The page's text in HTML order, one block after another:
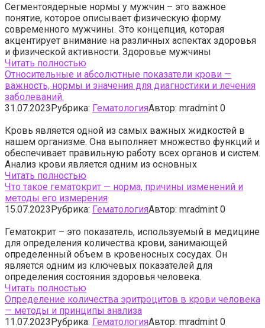
Сегментоядерные нормы у мужчин – это важное
понятие, которое описывает физическую форму
современного мужчины. Это концепция, которая
акцентирует внимание на различных аспектах здоровья
и физической активности. Здоровье мужчины
Читать полностью
Относительные и абсолютные показатели крови —
важность, нормы и значения для диагностики и лечения
заболеваний.
31.07.2023Рубрика: ГематологияАвтор: mradmint 0
Кровь является одной из самых важных жидкостей в
нашем организме. Она выполняет множество функций и
обеспечивает правильную работу всех органов и систем.
Анализ крови является одним из основных
Читать полностью
Что такое гематокрит — норма, причины изменений и
методы его измерения
15.07.2023Рубрика: ГематологияАвтор: mradmint 0
Гематокрит – это показатель, используемый в медицине
для определения количества крови, занимающей
определенный объем в кровеносных сосудах. Он
является одним из ключевых показателей для
определения состояния здоровья человека.
Читать полностью
Определение количества эритроцитов в крови человека
— методы и принципы анализа
11.07.2023Рубрика: ГематологияАвтор: mradmint 0